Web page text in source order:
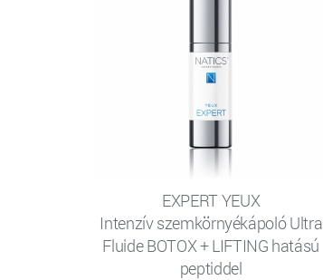
EXPERT YEUX
Intenzív szemkörnyékápoló Ultra
Fluide BOTOX + LIFTING hatású
peptiddel